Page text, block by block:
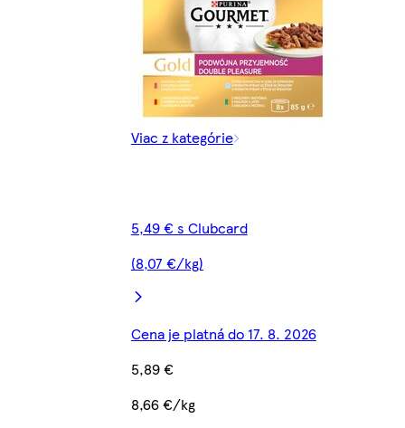
Viac z kategórie
5,49 € s Clubcard
(8,07 €/kg)
Cena je platná do 17. 8. 2026
5,89 €
8,66 €/kg